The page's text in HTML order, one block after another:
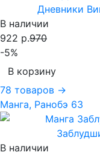
Дневники
В наличии
922 р.970
-5%
В корзину
78 товаров →
Манга, Ранобэ 63
В наличии